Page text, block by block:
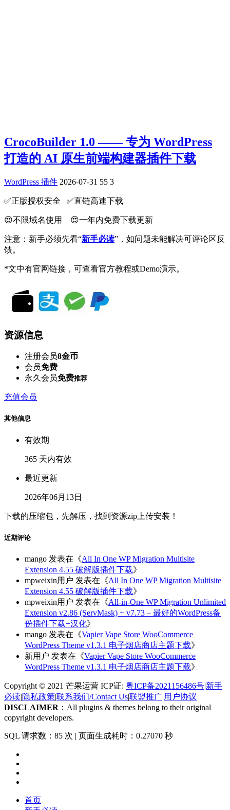
CrocoBuilder 1.0 —— 专为 WordPress
打造的 AI 原生前端构建器插件下载
WordPress 插件 2026-07-31 55 3
✅️正版授权安全 ✅️直链高速下载
😍不限域名使用 😍一年内免费下载更新
注意：新手必须先看“新手必读”，如问题未能解决可评论区反
馈。
*文中有官网链接，可查看官方教程或Demo演示。
资源信息
注册会员8金币
会员免费
永久会员免费推荐
充值会员
其他信息
有效期
365 天内有效
最近更新
2026年06月13日
下载的压缩包，先解压，找到资源zip上传安装！
近期评论
mango 发表在《All In One WP Migration Multisite
Extension 4.55 破解版插件下载》
mpweixin用户 发表在《All In One WP Migration Multisite
Extension 4.55 破解版插件下载》
mpweixin用户 发表在《All-in-One WP Migration Unlimited
Extension v2.86 (ServMask) + v7.73 – 最好的WordPress备
份插件下载+汉化》
mango 发表在《Vapier Vape Store WooCommerce
WordPress Theme v1.3.1 电子烟店商店主题下载》
新用户 发表在《Vapier Vape Store WooCommerce
WordPress Theme v1.3.1 电子烟店商店主题下载》
Copyright © 2021 芒果运营 ICP证: 粤ICP备2021156486号|新手
必读|隐私政策|联系我们/Contact Us|联盟推广|用户协议
DISCLAIMER ：All plugins & themes belong to their original
copyright developers.
SQL 请求数：85 次 | 页面生成耗时：0.27070 秒
首页